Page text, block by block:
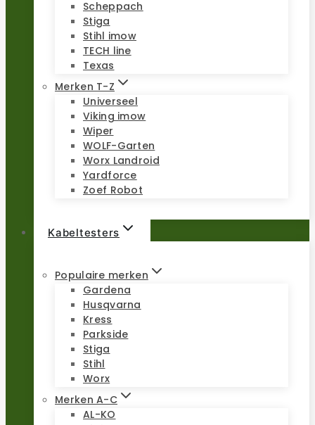
Scheppach
Stiga
Stihl imow
TECH line
Texas
Merken T-Z
Universeel
Viking imow
Wiper
WOLF-Garten
Worx Landroid
Yardforce
Zoef Robot
Kabeltesters
Populaire merken
Gardena
Husqvarna
Kress
Parkside
Stiga
Stihl
Worx
Merken A-C
AL-KO